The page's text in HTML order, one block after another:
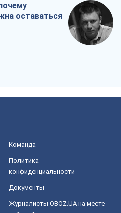
оставаться
Команда
Политика
конфиденциальности
Документы
Журналисты OBOZ.UA на месте